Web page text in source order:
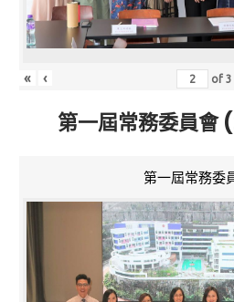
« ‹ of3
第一屆常務委員
第一屆常務委